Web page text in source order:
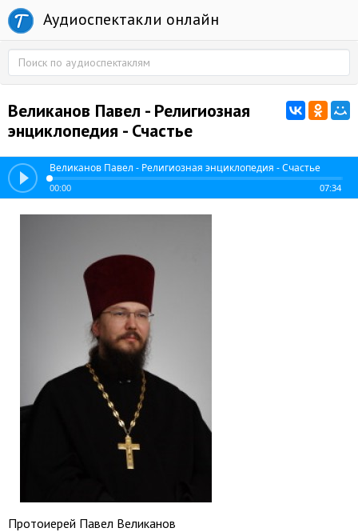
Аудиоспектакли онлайн
Великанов Павел - Религиозная
энциклопедия - Счастье
Великанов Павел - Религиозная энциклопедия - Счастье
00:00 07:34
Протоиерей Павел Великанов